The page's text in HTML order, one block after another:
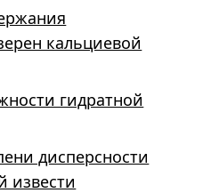
кальциевой
гидратной
дисперсности
извести